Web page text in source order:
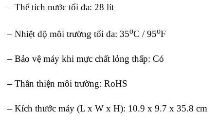
– Thể tích nước tối đa: 28 lít
– Nhiệt độ môi trường tối đa: 35oC / 95oF
– Bảo vệ máy khi mực chất lỏng thấp: Có
– Thân thiện môi trường: RoHS
– Kích thước máy (L x W x H): 10.9 x 9.7 x 35.8 cm